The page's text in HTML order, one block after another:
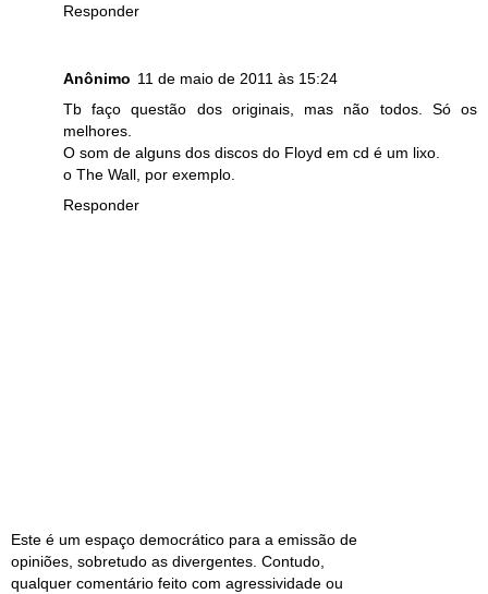
Responder
Anônimo 11 de maio de 2011 às 15:24
Tb faço questão dos originais, mas não todos. Só os
melhores.
O som de alguns dos discos do Floyd em cd é um lixo.
o The Wall, por exemplo.
Responder
Este é um espaço democrático para a emissão de
opiniões, sobretudo as divergentes. Contudo,
qualquer comentário feito com agressividade ou